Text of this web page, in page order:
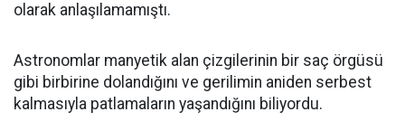
olarak anlaşılamamıştı.
Astronomlar manyetik alan çizgilerinin bir saç örgüsü
gibi birbirine dolandığını ve gerilimin aniden serbest
kalmasıyla patlamaların yaşandığını biliyordu.